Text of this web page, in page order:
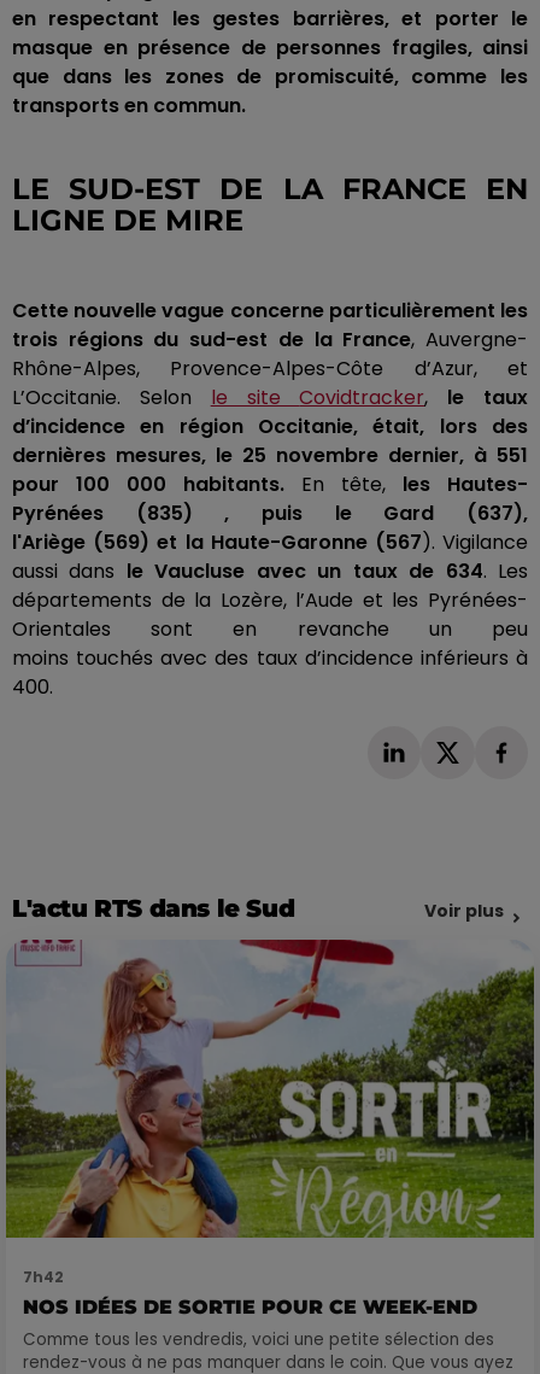
en respectant les gestes barrières, et porter le
masque en présence de personnes fragiles, ainsi
que dans les zones de promiscuité, comme les
transports en commun.
LE SUD-EST DE LA FRANCE EN
LIGNE DE MIRE
Cette nouvelle vague concerne particulièrement les
trois régions du sud-est de la France, Auvergne-
Rhône-Alpes, Provence-Alpes-Côte d’Azur, et
L’Occitanie. Selon le siteCovidtracker, le taux
d’incidence en région Occitanie, était, lors des
dernières mesures, le 25 novembre dernier, à 551
pour 100 000 habitants.
En tête, les Hautes-
Pyrénées
(835) , puis le Gard (637),
l'Ariège (569) et la Haute-Garonne (567). Vigilance
aussi dans le Vaucluse avec un taux de 634. Les
départements de la Lozère, l’Aude et les Pyrénées-
Orientales sont en revanche un peu
moins touchés avec des taux d’incidence inférieurs à
400.
L'actu RTS dans le Sud Voir plus
7h42
NOS IDÉES DE SORTIE POUR CE WEEK-END
Comme tous les vendredis, voici une petite sélection des
rendez-vous à ne pas manquer dans le coin. Que vous ayez